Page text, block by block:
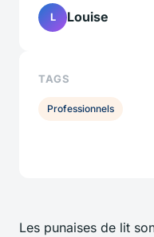
Les punaises de lit
L Louise
TAGS
Professionnels